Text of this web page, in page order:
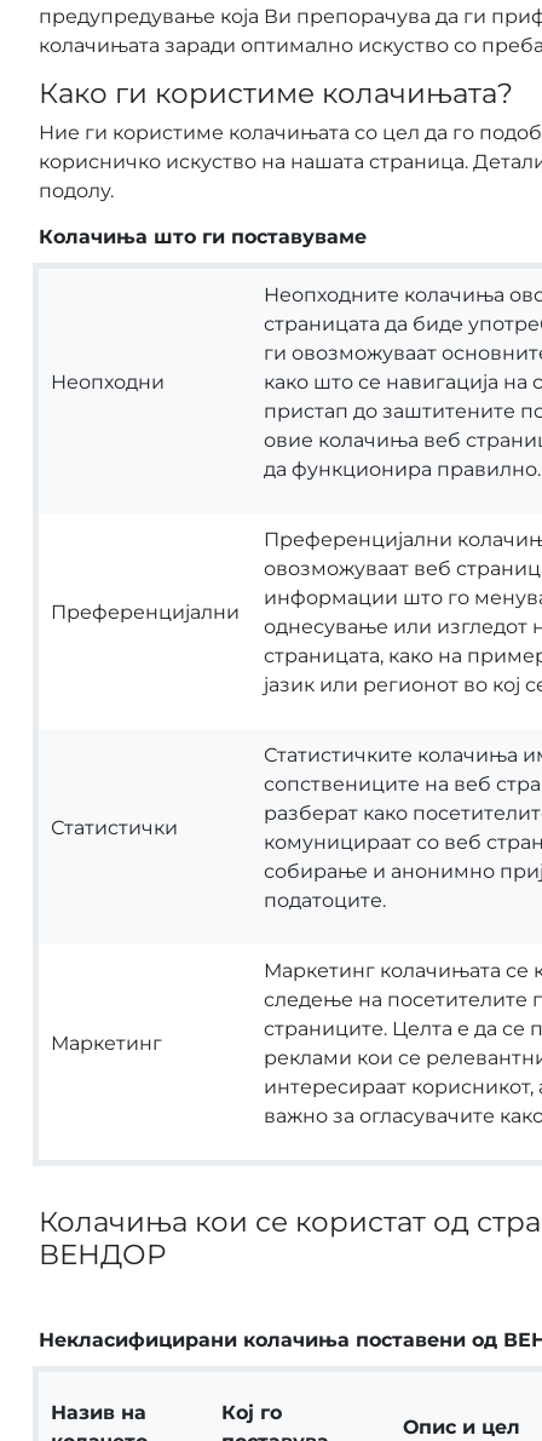
предупредување која Ви препорачува да ги
колачињата заради оптимално искуство со
Како ги користиме колачињата?
Ние ги користиме колачињата со цел да го
корисничко искуство на нашата страница.
подолу.
Колачиња што ги поставуваме
Неопходни
Неопходните колачиња
страницата да биде
ги овозможуваат
како што се навигација на
пристап до заштитените
овие колачиња веб
да функционира правилно.
Преференцијални
Преференцијални
овозможуваат веб
информации што го
однесување или изгледот
страницата, како на
јазик или регионот во кој
Статистички
Статистичките колачиња
сопствениците на веб
разберат како
комуницираат со веб
собирање и анонимно
податоците.
Маркетинг
Маркетинг колачињата се
следење на посетителите
страниците. Целта е да се
реклами кои се
интересираат
важно за огласувачите
Колачиња кои се користат од
ВЕНДОР
Некласифицирани колачиња поставени од
Назив на
Кој го
Опис и цел